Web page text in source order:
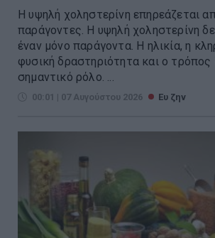
Η υψηλή χοληστερίνη επηρεάζεται
παράγοντες. Η υψηλή χοληστερίνη
έναν μόνο παράγοντα. Η ηλικία, η
φυσική δραστηριότητα και ο τρόπος
σημαντικό ρόλο. ...
00:01 | 07 Αυγούστου 2026 Ευ ζην